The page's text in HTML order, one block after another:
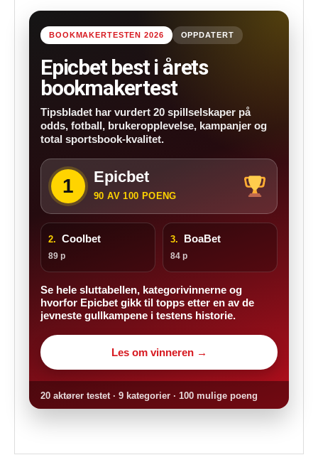
BOOKMAKERTESTEN 2026 OPPDATERT
Epicbet best i årets
bookmakertest
Tipsbladet har vurdert 20 spillselskaper på
odds, fotball, brukeropplevelse, kampanjer og
total sportsbook-kvalitet.
1 Epicbet
90 AV 100 POENG
2. Coolbet
89 p
3. BoaBet
84 p
Se hele sluttabellen, kategorivinnerne og
hvorfor Epicbet gikk til topps etter en av de
jevneste gullkampene i testens historie.
Les om vinneren →
20 aktører testet · 9 kategorier · 100 mulige poeng